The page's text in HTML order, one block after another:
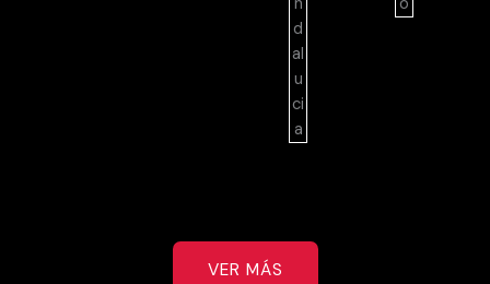
VER MÁS